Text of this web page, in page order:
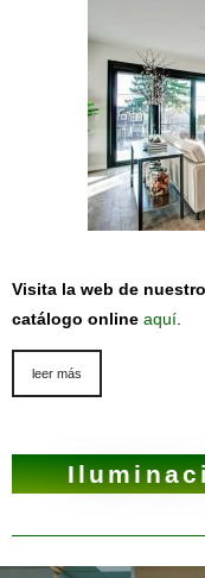
Visita la web de
catálogo online aquí
leer más